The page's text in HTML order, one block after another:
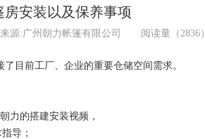
房安装以及保养事项
源:广州朝力帐篷有限公司 阅读量（2836）
目前工厂、企业的重要仓储空间需求。
力的搭建安装视频，
导；